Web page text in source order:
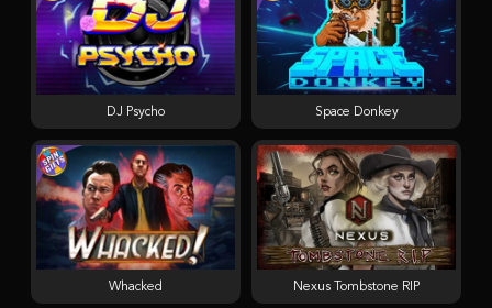
Nexus Tombstone RIP
Space Donkey
DJ Psycho
Whacked